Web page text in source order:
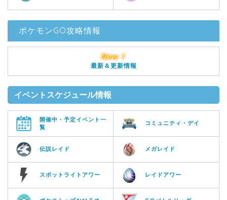
ポケモンGO攻略情報
New！
最新＆更新情報
イベントスケジュール情報
開催中・予定イベント一
覧
コミュニティ・デイ
伝説レイド メガレイド
スポットライトアワー レイドアワー